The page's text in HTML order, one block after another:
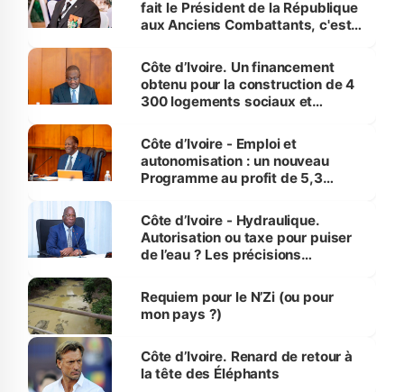
fait le Président de la République
aux Anciens Combattants, c'est
Côte d’Ivoire. Un financement
obtenu pour la construction de 4
300 logements sociaux et
et Yamoussoukro
Côte d’Ivoire - Emploi et
autonomisation : un nouveau
Programme au profit de 5,3
Côte d’Ivoire - Hydraulique.
Autorisation ou taxe pour puiser
de l’eau ? Les précisions
Requiem pour le N’Zi (ou pour
mon pays ?)
Côte d’Ivoire. Renard de retour à
la tête des Éléphants